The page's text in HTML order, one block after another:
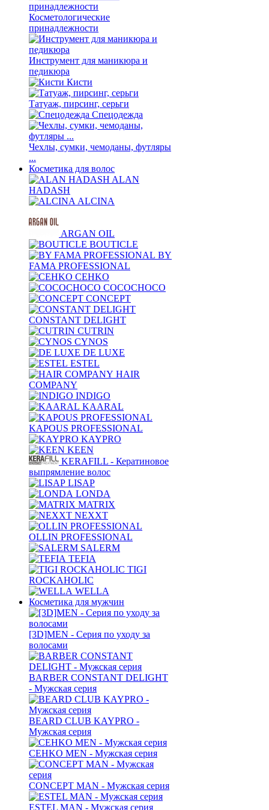
Косметологические
принадлежности
Инструмент для маникюра и
педикюра
Кисти
Татуаж, пирсинг, серьги
Спецодежда
Чехлы, сумки, чемоданы, футляры
...
Косметика для волос
ALAN
HADASH
ALCINA
ARGAN OIL
BOUTICLE
BY
FAMA PROFESSIONAL
CEHKO
COCOCHOCO
CONCEPT
CONSTANT DELIGHT
CUTRIN
CYNOS
DE LUXE
ESTEL
HAIR
COMPANY
INDIGO
KAARAL
KAPOUS PROFESSIONAL
KAYPRO
KEEN
KERAFILL - Кератиновое
выпрямление волос
LISAP
LONDA
MATRIX
NEXXT
OLLIN PROFESSIONAL
SALERM
TEFIA
TIGI
ROCKAHOLIC
WELLA
Косметика для мужчин
[3D]MEN - Серия по уходу за
волосами
BARBER CONSTANT DELIGHT
- Мужская серия
BEARD CLUB KAYPRO -
Мужская серия
CEHKO MEN - Мужская серия
CONCEPT MAN - Мужская серия
ESTEL MAN - Мужская серия